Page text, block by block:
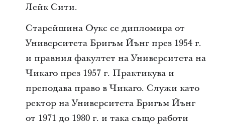
Лейк Сити.
Старейшина Оукс се дипломира от
Университета Бригъм Йънг през 1954 г.
и правния факултет на Университета на
Чикаго през 1957 г. Практикува и
преподава право в Чикаго. Служи като
ректор на Университета Бригъм Йънг
от 1971 до 1980 г. и така също работи